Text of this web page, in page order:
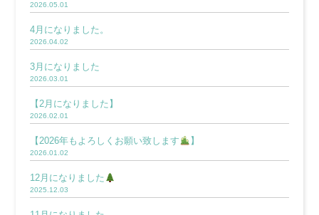
2026.05.01
4月になりました。
2026.04.02
3月になりました
2026.03.01
【2月になりました】
2026.02.01
【2026年もよろしくお願い致します 】
2026.01.02
12月になりました
2025.12.03